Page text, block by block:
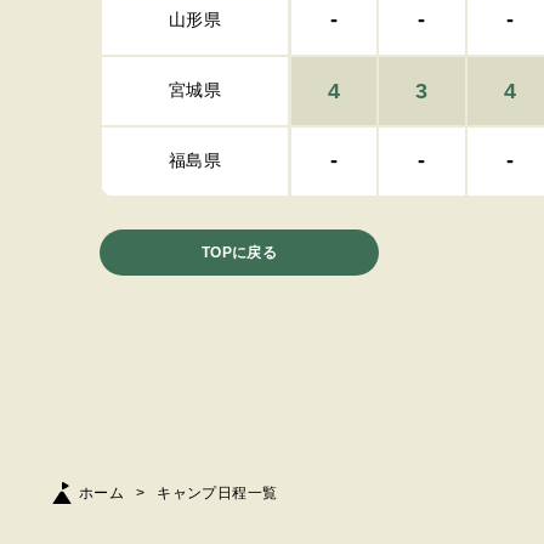
山形県 - - -
宮城県 4 3 4
福島県 - - -
TOPに戻る
ホーム キャンプ日程一覧